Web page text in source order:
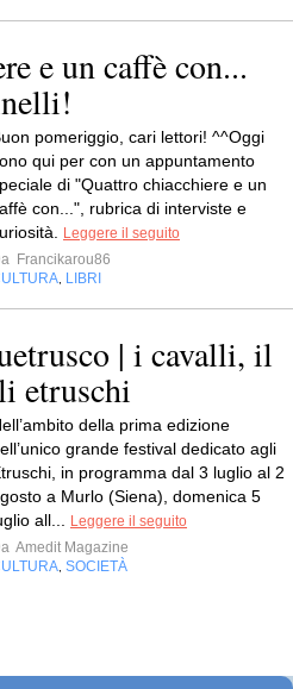
e un caffè con...
pomeriggio, cari lettori! ^^Oggi
qui per con un appuntamento
di "Quattro chiacchiere e un
con...", rubrica di interviste e
Leggere il seguito
Francikarou86
LIBRI
| i cavalli, il
etruschi
della prima edizione
grande festival dedicato agli
in programma dal 3 luglio al 2
a Murlo (Siena), domenica 5
all...
Leggere il seguito
Amedit Magazine
SOCIETÀ